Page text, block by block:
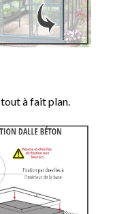
à fait plan.